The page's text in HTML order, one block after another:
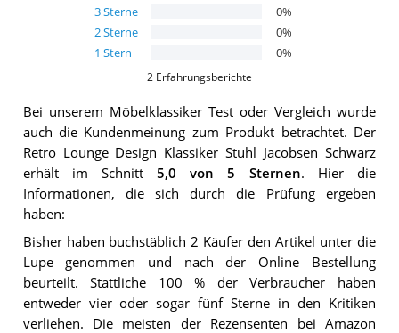
3Sterne 0%
2Sterne 0%
1 Stern 0%
2 Erfahrungsberichte
Bei unserem MöbelklassikerTest oder Vergleich wurde
auch die Kundenmeinung zum Produkt betrachtet. Der
Retro Lounge Design Klassiker Stuhl Jacobsen Schwarz
erhält im Schnitt5,0 von 5 Sternen. Hier die
Informationen, die sich durch die Prüfung ergeben
haben:
Bisher haben buchstäblich 2 Käufer den Artikel unter die
Lupe genommen und nach der Online Bestellung
beurteilt. Stattliche 100 % der Verbraucher haben
entweder vier oder sogar fünf Sterne in den Kritiken
verliehen. Die meisten der Rezensenten bei Amazon